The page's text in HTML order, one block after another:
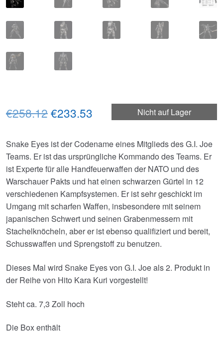
Nicht auf Lager
€258.12Ursprünglicher
war:
€258.12
€233.53
ist:
€233.53.
Snake Eyes ist der Codename eines Mitglieds des G.I. Joe
Teams. Er ist das ursprüngliche Kommando des Teams. Er
ist Experte für alle Handfeuerwaffen der NATO und des
Warschauer Pakts und hat einen schwarzen Gürtel in 12
verschiedenen Kampfsystemen. Er ist sehr geschickt im
Umgang mit scharfen Waffen, insbesondere mit seinem
japanischen Schwert und seinen Grabenmessern mit
Stachelknöcheln, aber er ist ebenso qualifiziert und bereit,
Schusswaffen und Sprengstoff zu benutzen.
Dieses Mal wird Snake Eyes von G.I. Joe als 2. Produkt in
der Reihe von Hito Kara Kuri vorgestellt!
Steht ca. 7,3 Zoll hoch
Die Box enthält